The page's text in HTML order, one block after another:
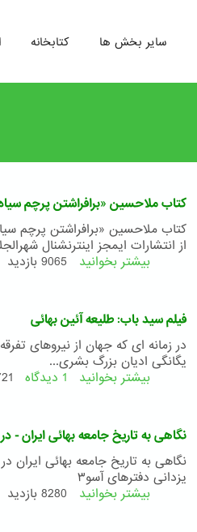
کتابخانه سایر بخش ها
کتاب ملاحسین «برافراشتن پرچم
کتاب ملاحسین «برافراشتن پرچم
از انتشارات ایمجز اینترنشنال شهرالجلال ۱۵۸ بدیع -
بیشتر بخوانید درباره
«برافراشتن
پرچم
سیاه»
9065 بازدید
فیلم سید باب: طلیعه آئین بهائی
در زمانه ای که جهان از نیروهای
یگانگی ادیان بزرگ بشری...
بیشتر بخوانید درباره
باب:
طلیعه
آئین
بهائی
1 دیدگاه
نگاهی به تاریخ جامعه بهائی ایران
یزدانی دفترهای آسو۳
بیشتر بخوانید درباره
8280 بازدید